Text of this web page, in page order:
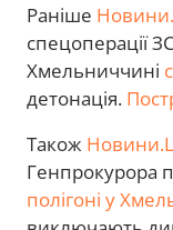
Раніше
спецоперації
Хмельниччині
детонація.
Також
Генпрокурора
полігоні у